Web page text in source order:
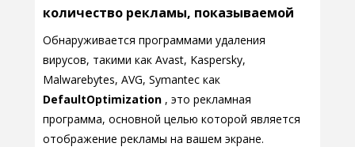
количество рекламы, показываемой
Обнаруживается программами удаления
вирусов, такими как Avast, Kaspersky,
Malwarebytes, AVG, Symantec как
DefaultOptimization , это рекламная
программа, основной целью которой является
отображение рекламы на вашем экране.